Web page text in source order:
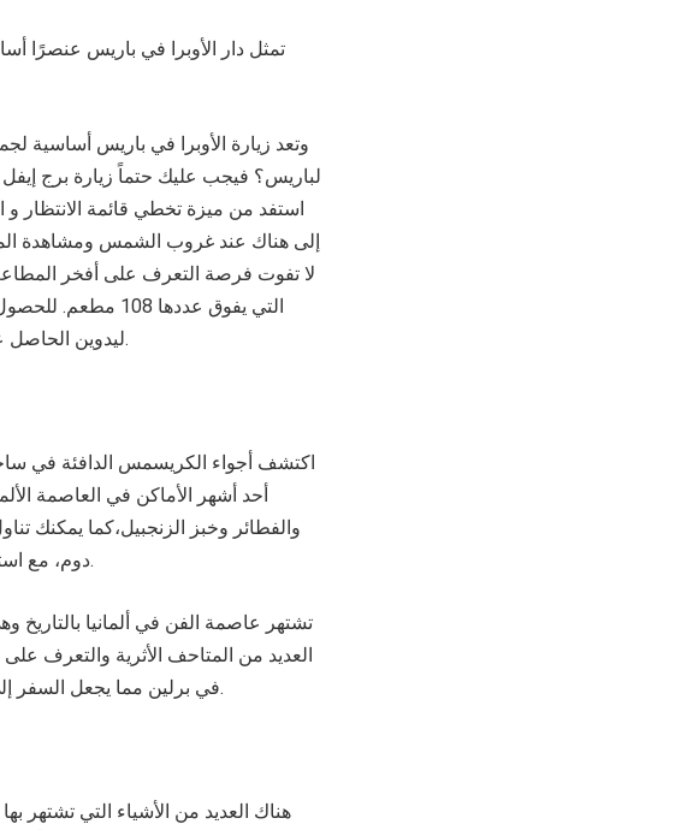
تمثل دار الأوبرا في باريس عنصرًا
وتعد زيارة الأوبرا في باريس أساسية
لباريس؟ فيجب عليك حتماً زيارة برج
استفد من ميزة تخطي قائمة الانتظار
إلى هناك عند غروب الشمس ومشاهدة
لا تفوت فرصة التعرف على أفخر
التي يفوق عددها
ليدوين الحاصل على 3 نجوم ميشلان في موقعه المتميز المطل على حدائق الشانزليزيه.
اكتشف أجواء الكريسمس الدافئة في
أحد أشهر الأماكن في العاصمة
والفطائر وخبز الزنجبيل،كما يمكنك
دوم، مع استمتاعك بالموسيقى الاحتفالية و تسوق أجمل الحرف و الصناعات اليدوية.
تشتهر عاصمة الفن في ألمانيا
في برلين مما يجعل السفر إلى برلين إضافة مثيرة للتعرف على تاريخ هذه المدينة وثقافتها المعاصرة.
هناك العديد من الأشياء التي